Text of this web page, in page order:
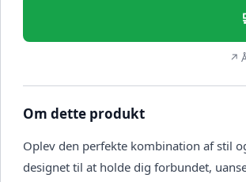
↗
Om dette produkt
Oplev den perfekte kombination af stil
designet til at holde dig forbundet,